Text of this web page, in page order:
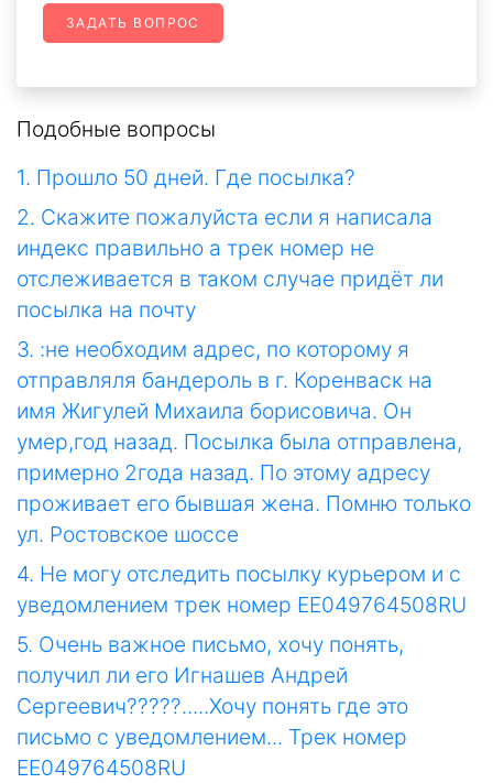
ЗАДАТЬ ВОПРОС
Подобные вопросы
1. Прошло 50 дней. Где посылка?
2. Скажите пожалуйста если я написала
индекс правильно а трек номер не
отслеживается в таком случае придёт ли
посылка на почту
3. :не необходим адрес, по которому я
отправляля бандероль в г. Коренваск на
имя Жигулей Михаила борисовича. Он
умер,год назад. Посылка была отправлена,
примерно 2года назад. По этому адресу
проживает его бывшая жена. Помню только
ул. Ростовское шоссе
4. Не могу отследить посылку курьером и с
уведомлением трек номер EE049764508RU
5. Очень важное письмо, хочу понять,
получил ли его Игнашев Андрей
Сергеевич?????.....Хочу понять где это
письмо с уведомлением... Трек номер
EE049764508RU